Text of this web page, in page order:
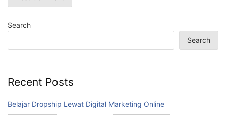
Search
Search
Recent Posts
Belajar Dropship Lewat Digital Marketing Online